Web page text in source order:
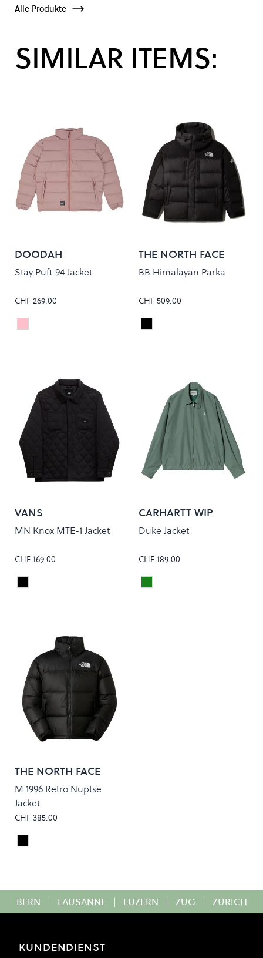
Alle Produkte
SIMILAR ITEMS:
DOODAH
Stay Puft 94 Jacket
CHF 269.00
Colour
Grey Ridge
THE NORTH FACE
BB Himalayan Parka
CHF 509.00
Colour
TNF Black
VANS
MN Knox MTE-1 Jacket
CHF 169.00
Colour
Black
CARHARTT WIP
Duke Jacket
CHF 189.00
Colour
SILVER PINE/WAX
THE NORTH FACE
M 1996 Retro Nuptse
Jacket
CHF 385.00
Colour
TNF Black
BERN | LAUSANNE | LUZERN | ZUG | ZÜRICH
KUNDENDIENST